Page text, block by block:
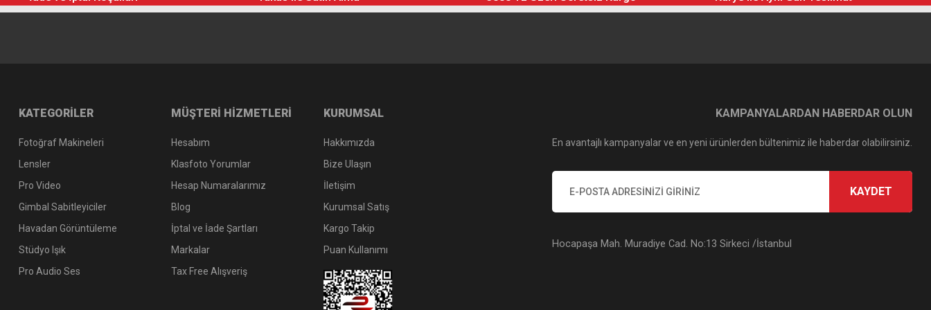
KATEGORİLER
Fotoğraf Makineleri
Lensler
Pro Video
Gimbal Sabitleyiciler
Havadan Görüntüleme
Stüdyo Işık
Pro Audio Ses
MÜŞTERİ HİZMETLERİ
Hesabım
Klasfoto Yorumlar
Hesap Numaralarımız
Blog
İptal ve İade Şartları
Markalar
Tax Free Alışveriş
KURUMSAL
Hakkımızda
Bize Ulaşın
İletişim
Kurumsal Satış
Kargo Takip
Puan Kullanımı
KAMPANYALARDAN HABERDAR OLUN
En avantajlı kampanyalar ve en yeni ürünlerden bültenimiz ile haberdar olabilirsiniz.
KAYDET
Hocapaşa Mah. Muradiye Cad. No:13 Sirkeci /İstanbul